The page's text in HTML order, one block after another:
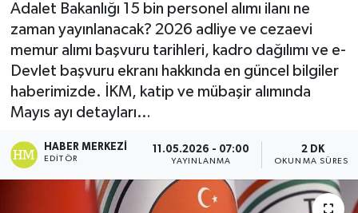
Adalet Bakanlığı 15 bin personel alımı ilanı ne
zaman yayınlanacak? 2026 adliye ve cezaevi
memur alımı başvuru tarihleri, kadro dağılımı ve e-
Devlet başvuru ekranı hakkında en güncel bilgiler
haberimizde. İKM, katip ve mübaşir alımında
Mayıs ayı detayları…
HABER MERKEZI
EDITÖR
11.05.2026 - 07:00
YAYINLANMA
2 DK
OKUNMA SÜRESI
Burhaniye
ÇEVRE
DÜNYA
Edremit
Son Dakika Haberleri
Haber Arşivi